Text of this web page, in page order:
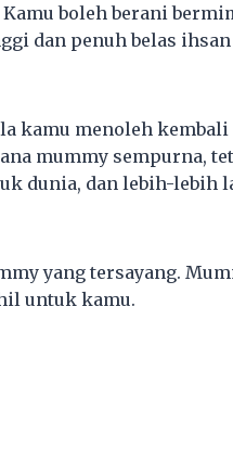
boleh berani
dan penuh belas ihsan
kamu menoleh
mummy sempurna,
dunia, dan lebih-lebih
yang tersayang.
untuk kamu.